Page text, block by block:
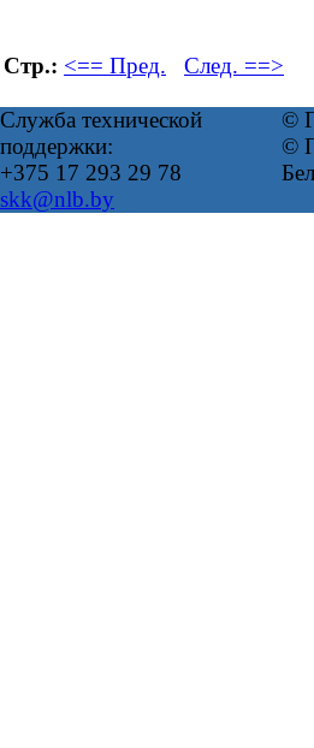
Стр.: <== Пред. След. ==>
Служба технической
поддержки:
+375 17 293 29 78
skk@nlb.by
©
©